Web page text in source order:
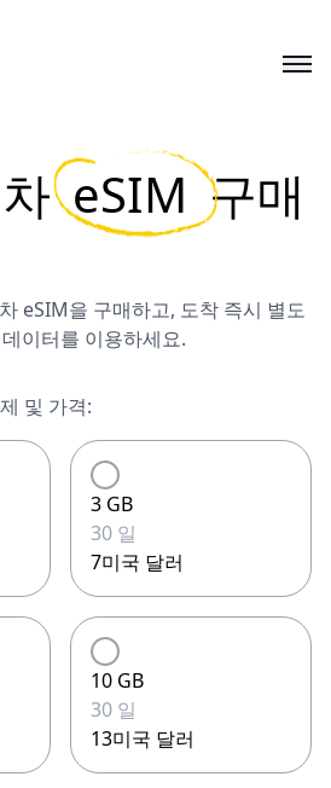
eSIM 구매
eSIM을 구매하고, 도착 즉시 별도
이터를 이용하세요.
및 가격:
3 GB
30 일
7미국 달러
10 GB
30 일
13미국 달러